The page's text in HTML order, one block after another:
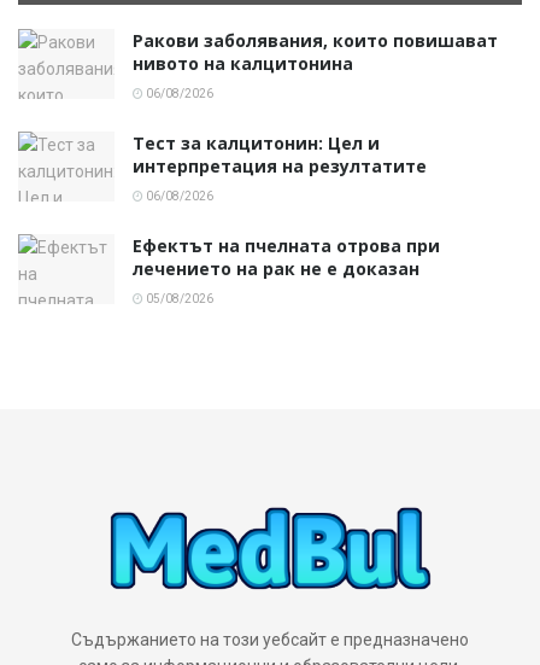
Ракови заболявания, които повишават
нивото на калцитонина
06/08/2026
Тест за калцитонин: Цел и
интерпретация на резултатите
06/08/2026
Ефектът на пчелната отрова при
лечението на рак не е доказан
05/08/2026
Съдържанието на този уебсайт е предназначено